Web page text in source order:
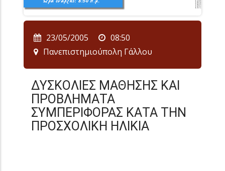
23/05/2005
08:50
Πανεπιστημιούπολη Γάλλου
ΔΥΣΚΟΛΙΕΣ ΜΑΘΗΣΗΣ ΚΑΙ
ΠΡΟΒΛΗΜΑΤΑ
ΣΥΜΠΕΡΙΦΟΡΑΣ ΚΑΤΑ ΤΗΝ
ΠΡΟΣΧΟΛΙΚΗ ΗΛΙΚΙΑ